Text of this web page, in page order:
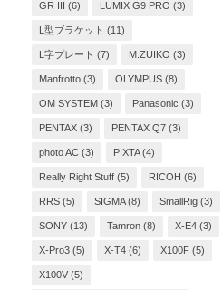
GR III (6) LUMIX G9 PRO (3)
L型ブラケット (11)
L字プレート (7) M.ZUIKO (3)
Manfrotto (3) OLYMPUS (8)
OM SYSTEM (3) Panasonic (3)
PENTAX (3) PENTAX Q7 (3)
photo AC (3) PIXTA(4)
Really Right Stuff (5) RICOH (6)
RRS (5) SIGMA(8) SmallRig (3)
SONY (13) Tamron (8) X-E4 (3)
X-Pro3 (5) X-T4 (6) X100F (5)
X100V (5)